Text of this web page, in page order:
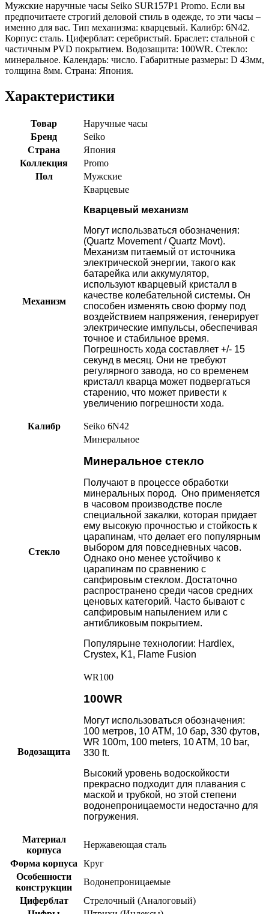
Мужские наручные часы Seiko SUR157P1 Promo. Если вы
предпочитаете строгий деловой стиль в одежде, то эти часы –
именно для вас. Тип механизма: кварцевый. Калибр: 6N42.
Корпус: сталь. Циферблат: серебристый. Браслет: стальной с
частичным PVD покрытием. Водозащита: 100WR. Стекло:
минеральное. Календарь: число. Габаритные размеры: D 43мм,
толщина 8мм. Страна: Япония.
Характеристики
Товар
Наручные часы
Бренд
Seiko
Страна
Япония
Коллекция
Promo
Пол
Мужские
Механизм
Кварцевые
Кварцевый механизм
Могут использваться обозначения:
(Quartz Movement / Quartz Movt).
Механизм питаемый от источника
электрической энергии, такого как
батарейка или аккумулятор,
используют кварцевый кристалл в
качестве колебательной системы. Он
способен изменять свою форму под
воздействием напряжения, генерирует
электрические импульсы, обеспечивая
точное и стабильное время.
Погрешность хода составляет +/- 15
секунд в месяц. Они не требуют
регулярного завода, но со временем
кристалл кварца может подвергаться
старению, что может привести к
увеличению погрешности хода.
Калибр Seiko 6N42
Стекло
Минеральное
Минеральное стекло
Получают в процессе обработки
минеральных пород. Оно применяется
в часовом производстве после
специальной закалки, которая придает
ему высокую прочностью и стойкость к
царапинам, что делает его популярным
выбором для повседневных часов.
Однако оно менее устойчиво к
царапинам по сравнению с
сапфировым стеклом. Достаточно
распространено среди часов средних
ценовых категорий. Часто бывают с
сапфировым напылением или с
антибликовым покрытием.
Популярыне технологии: Hardlex,
Crystex, K1, Flame Fusion
Водозащита
WR100
100WR
Могут использоваться обозначения:
100 метров, 10 АТМ, 10 бар, 330 футов,
WR 100m, 100 meters, 10 ATM, 10 bar,
330 ft.
Высокий уровень водоскойкости
прекрасно подходит для плавания с
маской и трубкой, но этой степени
водонепроницаемости недостачно для
погружения.
Материал
корпуса
Нержавеющая сталь
Форма корпуса
Круг
Особенности
конструкции
Водонепроницаемые
Циферблат
Стрелочный (Аналоговый)